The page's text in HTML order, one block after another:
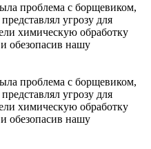
проблема с борщевиком,
угрозу для
химическую обработку
обезопасив нашу
проблема с борщевиком,
угрозу для
химическую обработку
обезопасив нашу